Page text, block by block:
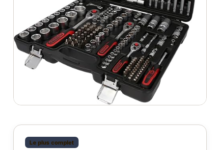
Le plus complet